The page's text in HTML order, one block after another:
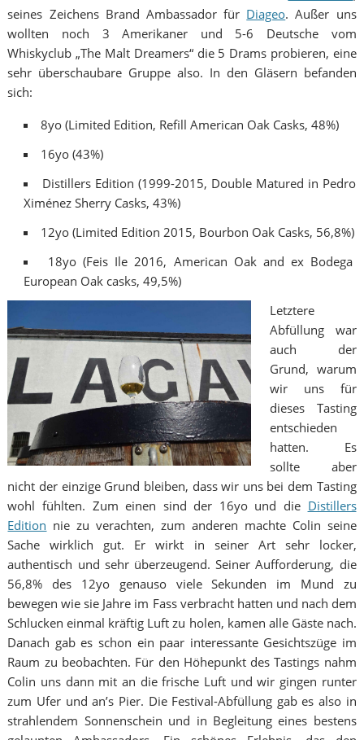
seines Zeichens Brand Ambassador für Diageo. Außer uns
wollten noch 3 Amerikaner und 5-6 Deutsche vom
Whiskyclub „The Malt Dreamers“ die 5 Drams probieren, eine
sehr überschaubare Gruppe also. In den Gläsern befanden
sich:
8yo (Limited Edition, Refill American Oak Casks, 48%)
16yo (43%)
Distillers Edition (1999-2015, Double Matured in Pedro
Ximénez Sherry Casks, 43%)
12yo (Limited Edition 2015, Bourbon Oak Casks, 56,8%)
18yo (Feis Ile 2016, American Oak and ex Bodega
European Oak casks, 49,5%)
Letztere
Abfüllung war
auch der
Grund, warum
wir uns für
dieses Tasting
entschieden
hatten. Es
sollte aber
nicht der einzige Grund bleiben, dass wir uns bei dem Tasting
wohl fühlten. Zum einen sind der 16yo und die Distillers
Edition nie zu verachten, zum anderen machte Colin seine
Sache wirklich gut. Er wirkt in seiner Art sehr locker,
authentisch und sehr überzeugend. Seiner Aufforderung, die
56,8% des 12yo genauso viele Sekunden im Mund zu
bewegen wie sie Jahre im Fass verbracht hatten und nach dem
Schlucken einmal kräftig Luft zu holen, kamen alle Gäste nach.
Danach gab es schon ein paar interessante Gesichtszüge im
Raum zu beobachten. Für den Höhepunkt des Tastings nahm
Colin uns dann mit an die frische Luft und wir gingen runter
zum Ufer und an’s Pier. Die Festival-Abfüllung gab es also in
strahlendem Sonnenschein und in Begleitung eines bestens